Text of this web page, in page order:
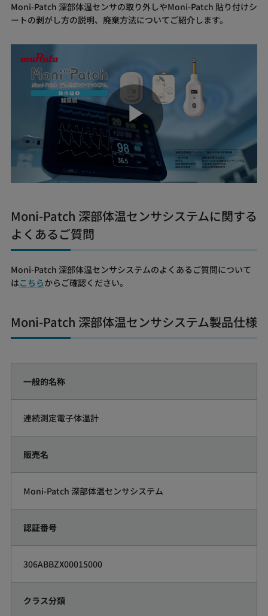
Moni-Patch 深部体温センサの取り外しやMoni-Patch 貼り付けシ
ートの剥がし方の説明、廃棄方法についてご紹介します。
Play
Moni-Patch 深部体温センサシステムに関する
よくあるご質問
Moni-Patch 深部体温センサシステムのよくあるご質問について
はこちらからご確認ください。
Moni-Patch 深部体温センサシステム製品仕様
一般的名称
連続測定電子体温計
販売名
Moni-Patch 深部体温センサシステム
認証番号
306ABBZX00015000
クラス分類